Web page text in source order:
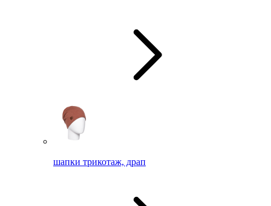
шапки трикотаж, драп